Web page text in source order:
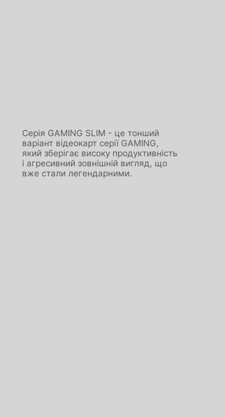
Серія GAMING SLIM - це тонший
варіант відеокарт серії GAMING,
який зберігає високу продуктивність
і агресивний зовнішній вигляд, що
вже стали легендарними.